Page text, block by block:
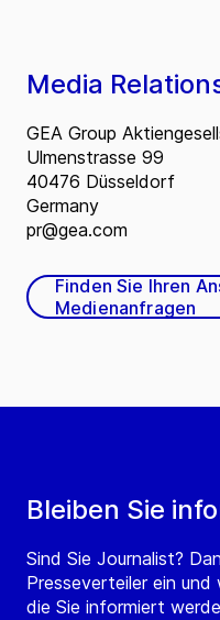
Bleiben Sie
Sind Sie Journalist?
Presseverteiler ein und
die Sie informiert
Media
GEA Group
Ulmenstrasse 99
40476 Düsseldorf
Germany
pr@gea.com
Finden Sie Ihren
Medienanfragen